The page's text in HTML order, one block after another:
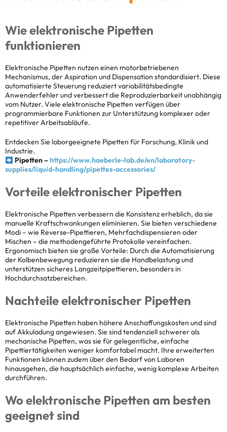
Wie elektronische Pipetten
funktionieren
Elektronische Pipetten nutzen einen motorbetriebenen
Mechanismus, der Aspiration und Dispensation standardisiert. Diese
automatisierte Steuerung reduziert variabilitätsbedingte
Anwenderfehler und verbessert die Reproduzierbarkeit unabhängig
vom Nutzer. Viele elektronische Pipetten verfügen über
programmierbare Funktionen zur Unterstützung komplexer oder
repetitiver Arbeitsabläufe.
Entdecken Sie laborgeeignete Pipetten für Forschung, Klinik und
Industrie.
Pipetten –https://www.haeberle-lab.de/en/laboratory-
supplies/liquid-handling/pipettes-accessories/
Vorteile elektronischer Pipetten
Elektronische Pipetten verbessern die Konsistenz erheblich, da sie
manuelle Kraftschwankungen eliminieren. Sie bieten verschiedene
Modi – wie Reverse-Pipettieren, Mehrfachdispensieren oder
Mischen – die methodengeführte Protokolle vereinfachen.
Ergonomisch bieten sie große Vorteile: Durch die Automatisierung
der Kolbenbewegung reduzieren sie die Handbelastung und
unterstützen sicheres Langzeitpipettieren, besonders in
Hochdurchsatzbereichen.
Nachteile elektronischer Pipetten
Elektronische Pipetten haben höhere Anschaffungskosten und sind
auf Akkuladung angewiesen. Sie sind tendenziell schwerer als
mechanische Pipetten, was sie für gelegentliche, einfache
Pipettiertätigkeiten weniger komfortabel macht. Ihre erweiterten
Funktionen können zudem über den Bedarf von Laboren
hinausgehen, die hauptsächlich einfache, wenig komplexe Arbeiten
durchführen.
Wo elektronische Pipetten am besten
geeignet sind